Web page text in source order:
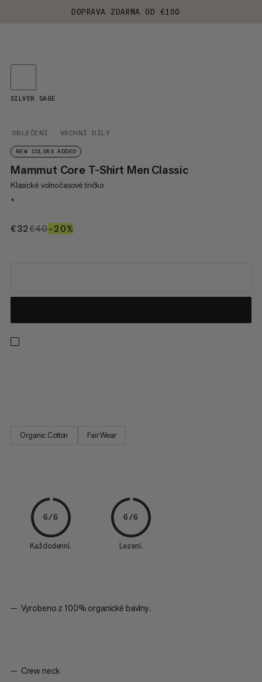
DOPRAVA ZDARMA OD €100
OBLEČENÍ VRCHNÍ DÍLY
NEW COLORS ADDED
Mammut Core T-Shirt Men Classic
Klasické volnočasové tričko
+
€32€32
€40€40
–20%
SILVER SAGE
Organic Cotton Fair Wear
6/6
Každodenní.
6/6
Lezení.
Vyrobeno z 100% organické bavlny.
Crew neck